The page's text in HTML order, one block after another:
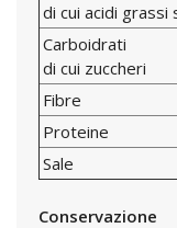
di cui acidi grassi
Carboidrati
di cui zuccheri
Fibre
Proteine
Sale
Conservazione